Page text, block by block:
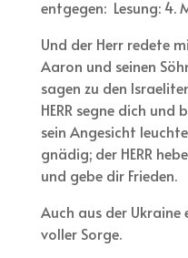
entgegen: Lesung: 4.
Und der Herr redete
Aaron und seinen
sagen zu den
HERR segne dich und
sein Angesicht
gnädig; der HERR
und gebe dir Frieden.
Auch aus der Ukraine
voller Sorge.